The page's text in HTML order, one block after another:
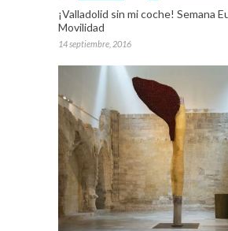
¡Valladolid sin mi coche! Semana
Movilidad
14 septiembre, 2016